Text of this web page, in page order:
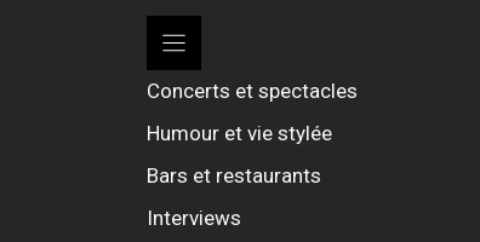
Concerts et spectacles
Humour et vie stylée
Bars et restaurants
Interviews